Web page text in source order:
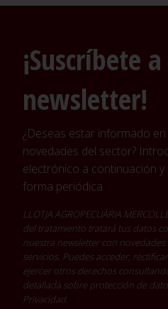
¡Suscríbete
newsletter!
¿Deseas estar informado
novedades del sector?
electrónico a continuación
forma periódica
LLOTJA AGROPECUÀRIA
del tratamiento tratará tus datos
nuestra newsletter con
servicios. Puedes acceder,
ejercer otros derechos
detallada sobre protección de
Privacidad.